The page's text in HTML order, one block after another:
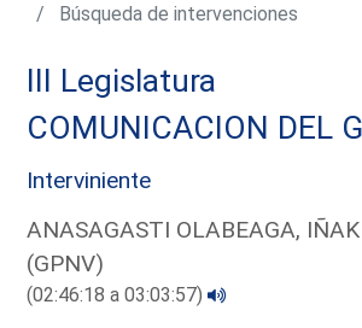
Búsqueda de intervenciones
III Legislatura
COMUNICACION DEL
Interviniente
ANASAGASTI OLABEAGA,
(GPNV)
(02:46:18 a 03:03:57)